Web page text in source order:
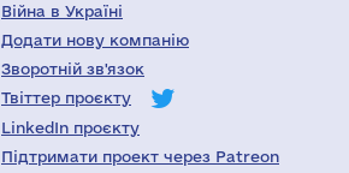
Війна в Україні
Додати нову компанію
Зворотній зв'язок
Твіттер проєкту
LinkedIn проєкту
Підтримати проект через Patreon